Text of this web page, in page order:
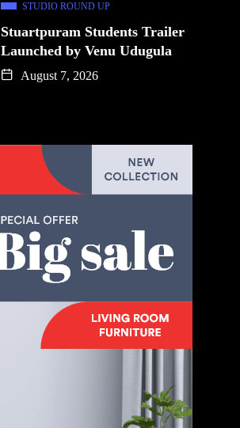
STUDIO ROUND UP
Stuartpuram Students Trailer
Launched by Venu Udugula
August 7, 2026